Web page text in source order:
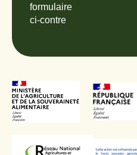
formulaire
ci-contre